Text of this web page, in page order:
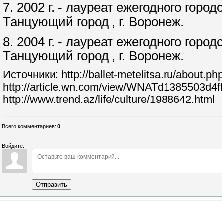
7. 2002 г. - лауреат ежегодного
Танцующий город , г. Воронеж.
8. 2004 г. - лауреат ежегодного
Танцующий город , г. Воронеж.
Источники: http://ballet-metelitsa.ru/
http://article.wn.com/view/
http://www.trend.az/life/culture/1988642.html
Всего комментариев: 0
Войдите:
Отправить